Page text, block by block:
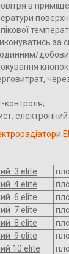
в
за
кнопок
контроля;
електронний
3 elite
4 elite
6 elite
7 elite
8 elite
9 elite
10 elite